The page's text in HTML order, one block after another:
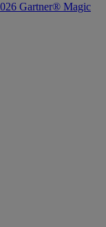
Gartner® Magic